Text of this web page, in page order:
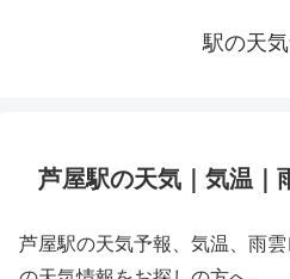
駅の天
芦屋駅の天気｜気温｜
芦屋駅の天気予報、気温、雨